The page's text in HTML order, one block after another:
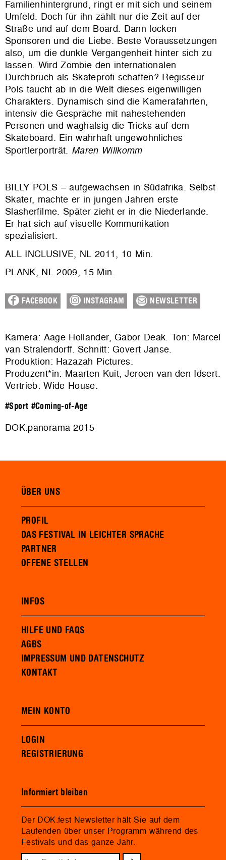
Familienhintergrund, ringt er mit sich und seinem
Umfeld. Doch für ihn zählt nur die Zeit auf der
Straße und auf dem Board. Dann locken
Sponsoren und die Liebe. Beste Voraussetzungen
also, um die dunkle Vergangenheit hinter sich zu
lassen. Wird Zombie den internationalen
Durchbruch als Skateprofi schaffen? Regisseur
Pols taucht ab in die Welt dieses eigenwilligen
Charakters. Dynamisch sind die Kamerafahrten,
intensiv die Gespräche mit nahestehenden
Personen und waghalsig die Tricks auf dem
Skateboard. Ein wahrhaft ungewöhnliches
Sportlerporträt. Maren Willkomm
BILLY POLS – aufgewachsen in Südafrika. Selbst
Skater, machte er in jungen Jahren erste
Slasherfilme. Später zieht er in die Niederlande.
Er hat sich auf visuelle Kommunikation
spezialisiert.
ALL INCLUSIVE, NL 2011, 10 Min.
PLANK, NL 2009, 15 Min.
FACEBOOK INSTAGRAM NEWSLETTER
Kamera: Aage Hollander, Gabor Deak. Ton: Marcel
van Stralendorff. Schnitt: Govert Janse.
Produktion: Hazazah Pictures.
Produzent*in: Maarten Kuit, Jeroen van den Idsert.
Vertrieb:Wide House.
#Sport #Coming-of-Age
DOK.panorama 2015
ÜBER UNS
PROFIL
DAS FESTIVAL IN LEICHTER SPRACHE
PARTNER
OFFENE STELLEN
INFOS
HILFE UND FAQS
AGBS
IMPRESSUM UND DATENSCHUTZ
KONTAKT
MEIN KONTO
LOGIN
REGISTRIERUNG
Informiert bleiben
Der DOK.fest Newsletter hält Sie auf dem
Laufenden über unser Programm während des
Festivals und das ganze Jahr.